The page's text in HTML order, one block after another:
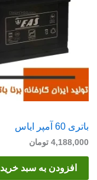
باتری 60 آمپر ایاس
4,188,000 تومان
افزودن به سبد خرید